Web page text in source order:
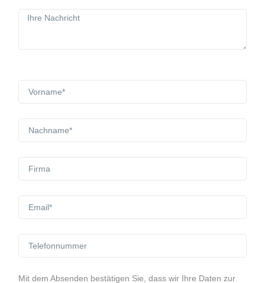
Mit dem Absenden bestätigen Sie, dass wir Ihre Daten zur